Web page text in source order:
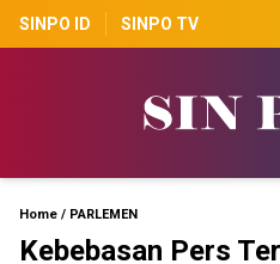
SINPO ID SINPO TV
Home / PARLEMEN
Kebebasan Pers